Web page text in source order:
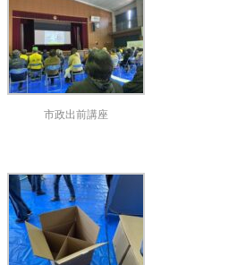
市政出前講座